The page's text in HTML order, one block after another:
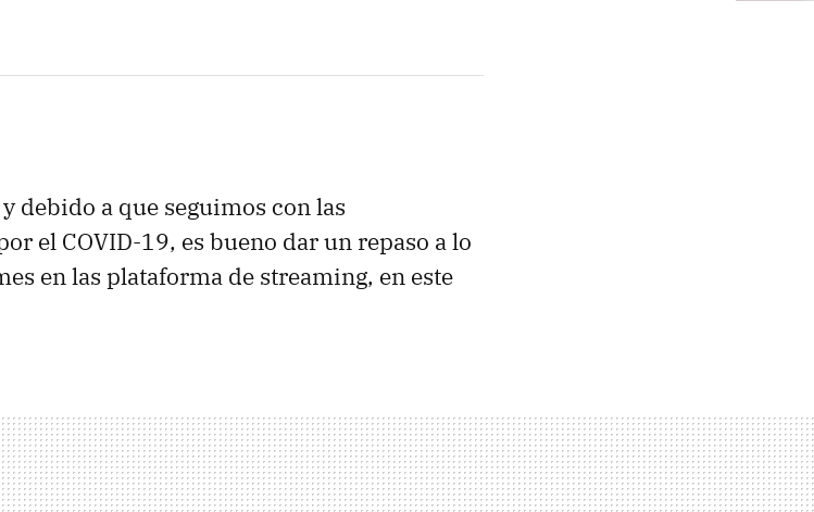
debido a que seguimos con las
el COVID-19, es bueno dar un repaso a lo
en las plataforma de streaming, en este